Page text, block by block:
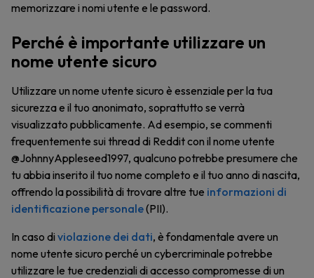
memorizzare i nomi utente e le password.
Perché è importante utilizzare un
nome utente sicuro
Utilizzare un nome utente sicuro è essenziale per la tua
sicurezza e il tuo anonimato, soprattutto se verrà
visualizzato pubblicamente. Ad esempio, se commenti
frequentemente sui thread di Reddit con il nome utente
@JohnnyAppleseed1997, qualcuno potrebbe presumere che
tu abbia inserito il tuo nome completo e il tuo anno di nascita,
offrendo la possibilità di trovare altre tue informazioni di
identificazione personale(PII).
In caso di violazione dei dati, è fondamentale avere un
nome utente sicuro perché un cybercriminale potrebbe
utilizzare le tue credenziali di accesso compromesse di un